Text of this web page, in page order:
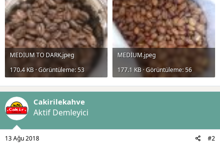
MEDİUM TO DARK.jpeg
170.4 KB · Görüntüleme: 53
MEDİUM.jpeg
177.1 KB · Görüntüleme: 56
Cakirilekahve
Aktif Demleyici
13 Ağu 2018 #2